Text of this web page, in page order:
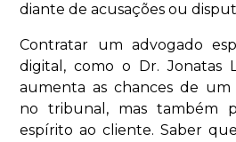
diante de acusações ou
Contratar um advogado
digital, como o Dr. Jonatas
aumenta as chances de um
no tribunal, mas também
espírito ao cliente. Saber